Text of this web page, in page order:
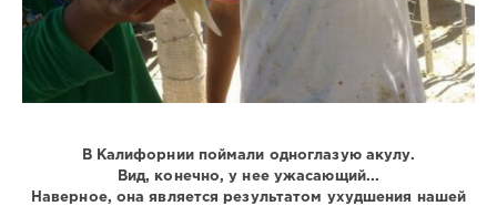
В Калифорнии поймали одноглазую акулу.
Вид, конечно, у нее ужасающий...
Наверное, она является результатом ухудшения нашей